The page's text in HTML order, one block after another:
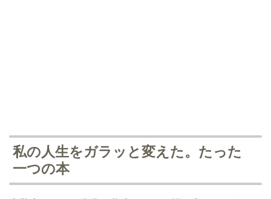
私の人生をガラッと変えた。たった
一つの本